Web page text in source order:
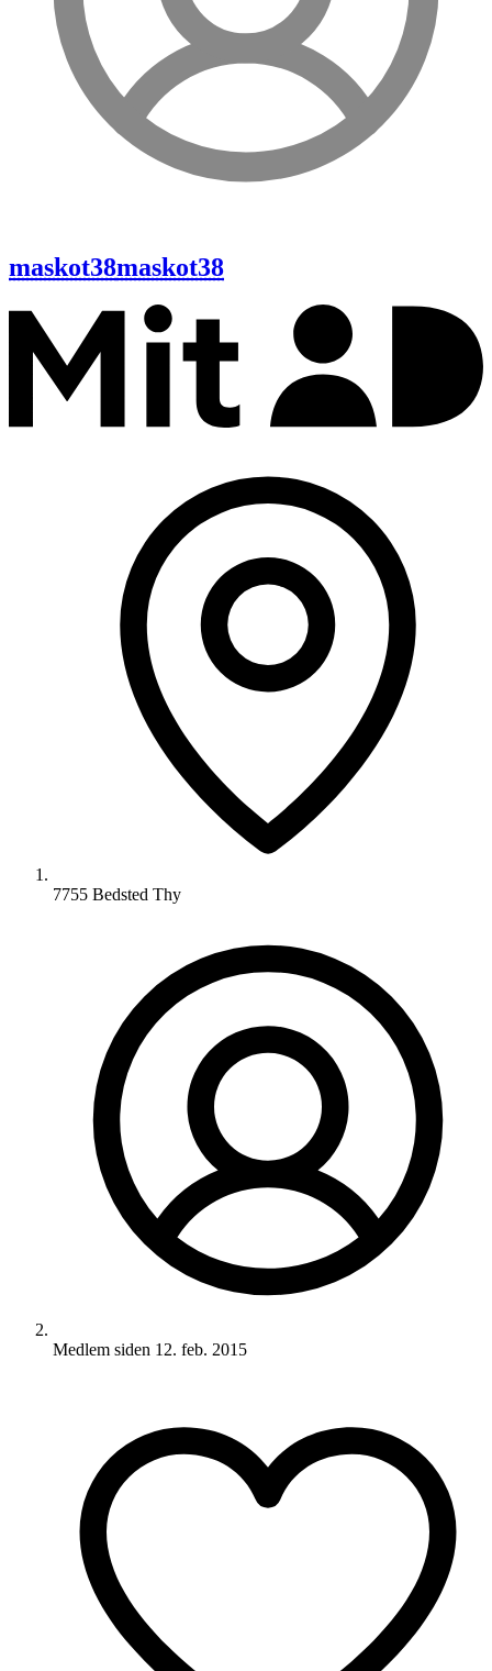
maskot38maskot38
7755 Bedsted Thy
Medlem siden 12. feb. 2015